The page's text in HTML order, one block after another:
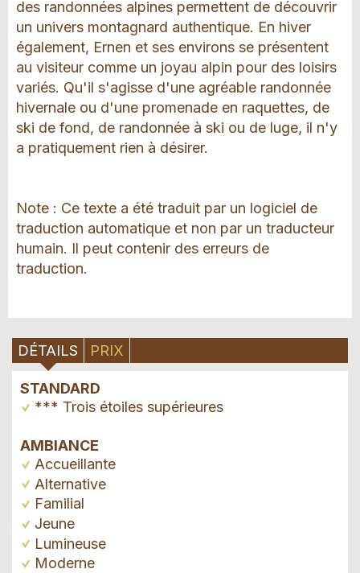
des randonnées alpines permettent de découvrir
un univers montagnard authentique. En hiver
également, Ernen et ses environs se présentent
au visiteur comme un joyau alpin pour des loisirs
variés. Qu'il s'agisse d'une agréable randonnée
hivernale ou d'une promenade en raquettes, de
ski de fond, de randonnée à ski ou de luge, il n'y
a pratiquement rien à désirer.
Note : Ce texte a été traduit par un logiciel de
traduction automatique et non par un traducteur
humain. Il peut contenir des erreurs de
traduction.
DÉTAILS PRIX
STANDARD
*** Trois étoiles supérieures
AMBIANCE
Accueillante
Alternative
Familial
Jeune
Lumineuse
Moderne